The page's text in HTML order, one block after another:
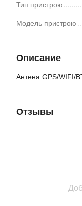
Тип пристрою
Модель пристрою
Описание
Антена GPS/WIFI/
Отзывы